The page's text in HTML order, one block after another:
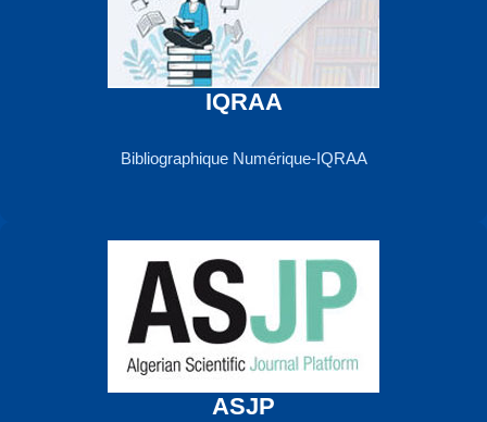
IQRAA
Bibliographique Numérique-IQRAA
ASJP